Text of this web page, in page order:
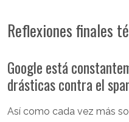
Reflexiones finales
Google está
drásticas contra el
Así como cada vez más